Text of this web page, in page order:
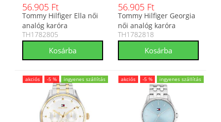
56.905 Ft
Tommy Hilfiger Ella női
analóg karóra
TH1782805
TH1782805
56.905 Ft
Tommy Hilfiger Georgia
női analóg karóra
TH1782818
TH1782818
akciós -5 % ingyenes szállítás akciós -5 % ingyenes szállítás